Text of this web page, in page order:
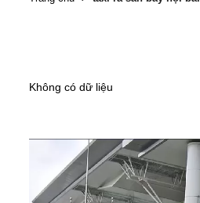
Không có dữ liệu